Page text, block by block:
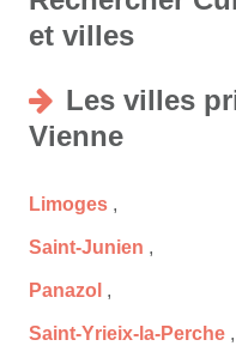
et villes
Les villes
Vienne
Limoges ,
Saint-Junien ,
Panazol ,
Saint-Yrieix-la-Perche ,